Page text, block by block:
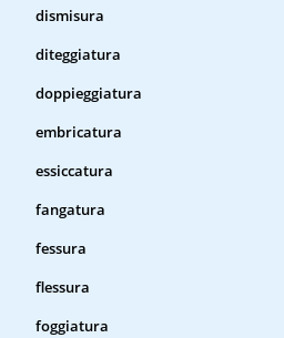
dismisura
diteggiatura
doppieggiatura
embricatura
essiccatura
fangatura
fessura
flessura
foggiatura